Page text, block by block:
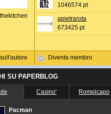
1046574 pt
apietrarota
673425 pt
Diventa membro
SU PAPERBLOG
Casino' Rompicapo
Pacman